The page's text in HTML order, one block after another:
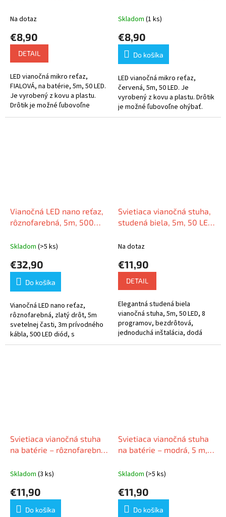
Na dotaz
€8,90
DETAIL
LED vianočná mikro reťaz,
FIALOVÁ, na batérie, 5m, 50 LED.
Je vyrobený z kovu a plastu.
Drôtik je možné ľubovoľne
ohýbať. Stačí zapojiť svoju
Skladom (1 ks)
€8,90
Do košíka
LED vianočná mikro reťaz,
červená, 5m, 50 LED. Je
vyrobený z kovu a plastu. Drôtik
je možné ľubovoľne ohýbať.
Stačí zapojiť svoju fantáziu a
Vianočná LED nano reťaz,
rôznofarebná, 5m, 500
Skladom (>5 ks)
€32,90
Do košíka
Vianočná LED nano reťaz,
rôznofarebná, zlatý drôt, 5m
svetelnej časti, 3m prívodného
kábla, 500 LED diód, s
programami
Svietiaca vianočná stuha,
studená biela, 5m, 50 LED,
Na dotaz
€11,90
DETAIL
Elegantná studená biela
vianočná stuha, 5m, 50 LED, 8
programov, bezdrôtová,
jednoduchá inštalácia, dodá
stromčeku nezabudnuteľný
Svietiaca vianočná stuha
na batérie – rôznofarebná,
Skladom (3 ks)
€11,90
Do košíka
Svietiaca vianočná stuha
na batérie – modrá, 5 m,
Skladom (>5 ks)
€11,90
Do košíka